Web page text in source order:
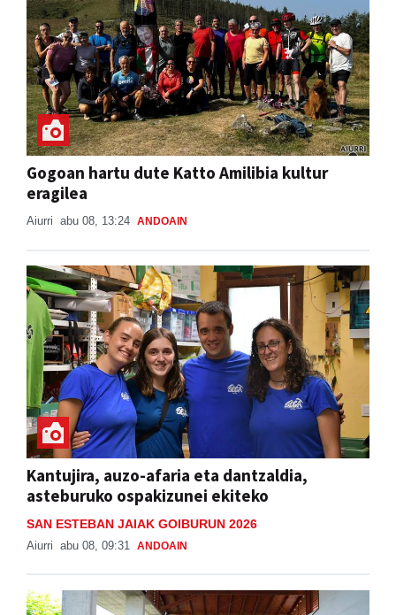
Gogoan hartu dute Katto Amilibia kultur
eragilea
Aiurri abu 08, 13:24 ANDOAIN
Kantujira, auzo-afaria eta dantzaldia,
asteburuko ospakizunei ekiteko
SAN ESTEBAN JAIAK GOIBURUN 2026
Aiurri abu 08, 09:31 ANDOAIN